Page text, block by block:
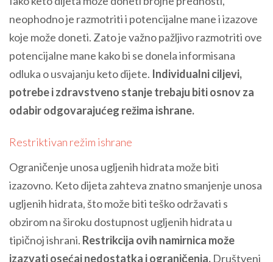
neophodno je razmotriti i potencijalne mane i izazove
koje može doneti. Zato je važno pažljivo razmotriti ove
potencijalne mane kako bi se donela informisana
odluka o usvajanju keto dijete. Individualni ciljevi,
potrebe i zdravstveno stanje trebaju biti osnov za
odabir odgovarajućeg režima ishrane.
Restriktivan režim ishrane
Ograničenje unosa ugljenih hidrata može biti
izazovno. Keto dijeta zahteva znatno smanjenje unosa
ugljenih hidrata, što može biti teško održavati s
obzirom na široku dostupnost ugljenih hidrata u
tipičnoj ishrani. Restrikcija ovih namirnica može
izazvati osećaj nedostatka i ograničenja. Društveni